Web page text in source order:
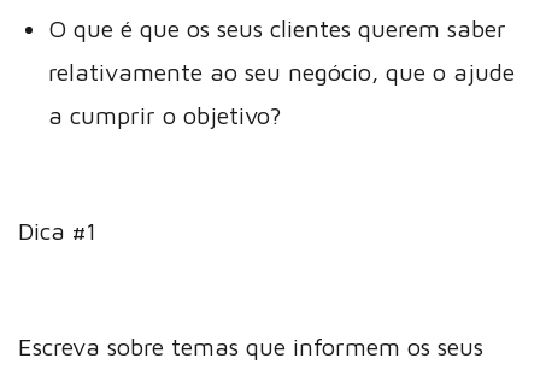
O que é que os seus clientes querem saber
relativamente ao seu negócio, que o ajude
a cumprir o objetivo?
Dica #1
Escreva sobre temas que informem os seus